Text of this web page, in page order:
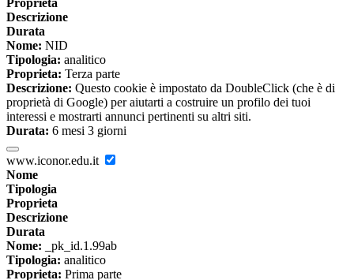
Proprieta
Descrizione
Durata
Nome: NID
Tipologia: analitico
Proprieta: Terza parte
Descrizione: Questo cookie è impostato da DoubleClick (che è di
proprietà di Google) per aiutarti a costruire un profilo dei tuoi
interessi e mostrarti annunci pertinenti su altri siti.
Durata: 6 mesi 3 giorni
www.iconor.edu.it
Nome
Tipologia
Proprieta
Descrizione
Durata
Nome: _pk_id.1.99ab
Tipologia: analitico
Proprieta: Prima parte